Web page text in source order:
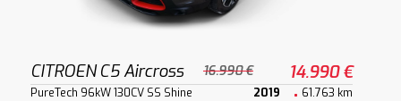
CITROEN C5 Aircross 16.990 € 14.990 €
PureTech 96kW 130CV SS Shine 2019 61.763 km